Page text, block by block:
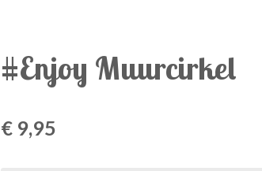
#Enjoy Muurcirkel
€ 9,95